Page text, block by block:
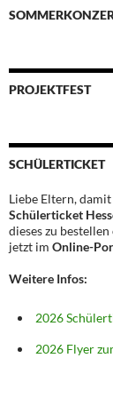
PROJEKTFEST
SCHÜLERTICKET
Liebe Eltern,
Schülerticket
dieses zu
jetzt im Online-
Weitere Infos:
2026
2026 Flyer